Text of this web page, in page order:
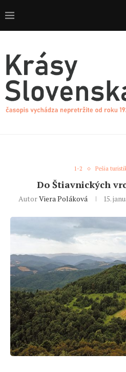
1-2 Pešia
Do Štiavnických
AutorViera Poláková 15.